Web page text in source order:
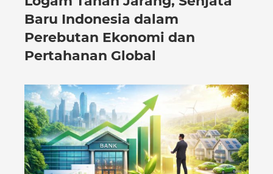
Baru Indonesia dalam
Perebutan Ekonomi dan
Pertahanan Global